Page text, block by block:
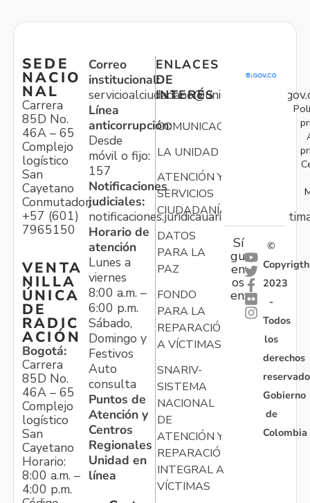
SEDE
NACIO
NAL
Carrera
85D No.
46A – 65
Complejo
logístico
San
Cayetano
Conmutador:
+57 (601)
7965150
VENTA
NILLA
ÚNICA
DE
RADIC
ACIÓN
Bogotá:
Carrera
85D No.
46A – 65
Complejo
logístico
San
Cayetano
Horario:
8:00 a.m. –
4:00 p.m.
Correo
institucional:
Línea
anticorrupción:
Desde
móvil o fijo:
157
Notificaciones
judiciales:
Horario de
atención
Lunes a
viernes
8:00 a.m. –
6:00 p.m.
Sábado,
Domingo y
Festivos
Auto
consulta
Puntos de
Atención y
Centros
Regionales
Unidad en
línea
ENLACES
DE
INTERÉS
COMUNICACIONES
LA UNIDAD
ATENCIÓN Y
SERVICIOS
CIUDADANÍA
DATOS
PARA LA
PAZ
FONDO
PARA LA
REPARACIÓN
A VÍCTIMAS
SNARIV-
SISTEMA
NACIONAL
DE
ATENCIÓN Y
REPARACIÓN
INTEGRAL A
VÍCTIMAS
Sí
gu
en
os
en:
©
Copyrigth
2023
-
Todos
los
derechos
Gobierno
de
Colombia